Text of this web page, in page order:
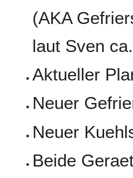
(AKA
laut Sven
Aktueller
Neuer
Neuer
Beide